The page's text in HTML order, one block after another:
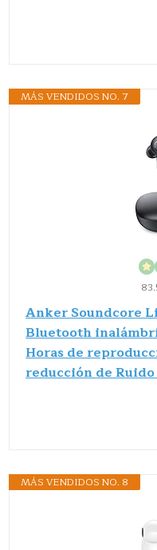
MÁS VENDIDOS NO. 7
Anker Soundcore
Bluetooth
Horas de
reducción de
MÁS VENDIDOS NO. 8